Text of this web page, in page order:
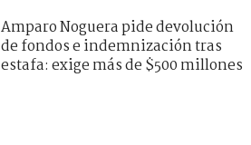
Amparo Noguera pide devolución
de fondos e indemnización tras
estafa: exige más de $500 millones